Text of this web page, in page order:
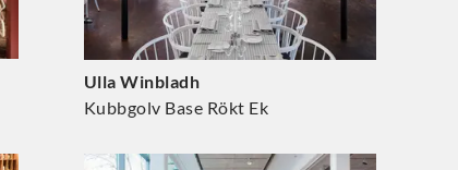
Ulla Winbladh
Kubbgolv Base Rökt Ek